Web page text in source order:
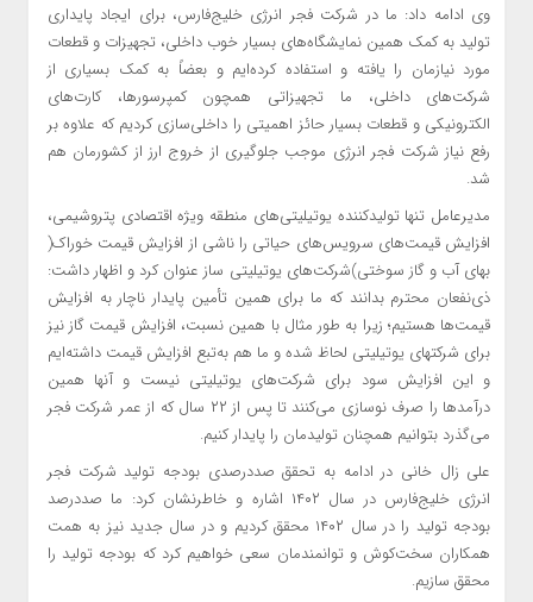
وی ادامه داد: ما در شرکت فجر انرژی خلیج‌فارس، برای ایجاد پایداری
تولید به کمک همین نمایشگاه‌های بسیار خوب داخلی، تجهیزات و قطعات
مورد نیازمان را یافته و استفاده کرده‌ایم و بعضاً به کمک بسیاری از
شرکت‌های داخلی، ما تجهیزاتی همچون کمپرسورها، کارت‌های
الکترونیکی و قطعات بسیار حائز اهمیتی را داخلی‌سازی کردیم که علاوه بر
رفع نیاز شرکت فجر انرژی موجب جلوگیری از خروج ارز از کشورمان هم
شد.
مدیرعامل تنها تولیدکننده یوتیلیتی‌های منطقه ویژه اقتصادی پتروشیمی،
افزایش قیمت‌های سرویس‌های حیاتی را ناشی از افزایش قیمت خوراک(
بهای آب و گاز سوختی)شرکت‌های یوتیلیتی ساز عنوان کرد و اظهار داشت:
ذی‌نفعان محترم بدانند که ما برای همین تأمین پایدار ناچار به افزایش
قیمت‌ها هستیم؛ زیرا به طور مثال با همین نسبت، افزایش قیمت گاز نیز
برای شرکتهای یوتیلیتی لحاظ شده و ما هم به‌تبع افزایش قیمت داشته‌ایم
و این افزایش سود برای شرکت‌های یوتیلیتی نیست و آنها همین
درآمدها را صرف نوسازی می‌کنند تا پس از ۲۲ سال که از عمر شرکت فجر
می‌گذرد بتوانیم همچنان تولیدمان را پایدار کنیم.
علی زال خانی در ادامه به تحقق صددرصدی بودجه تولید شرکت فجر
انرژی خلیج‌فارس در سال ۱۴۰۲ اشاره و خاطرنشان کرد: ما صددرصد
بودجه تولید را در سال ۱۴۰۲ محقق کردیم و در سال جدید نیز به همت
همکاران سخت‌کوش و توانمندمان سعی خواهیم کرد که بودجه تولید را
محقق سازیم.